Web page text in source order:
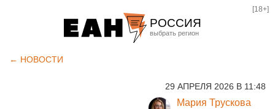
РОССИЯ
Курган
[18+]
← НОВОСТИ
29 АПРЕЛЯ 2026 В 11:48
Мария Трускова